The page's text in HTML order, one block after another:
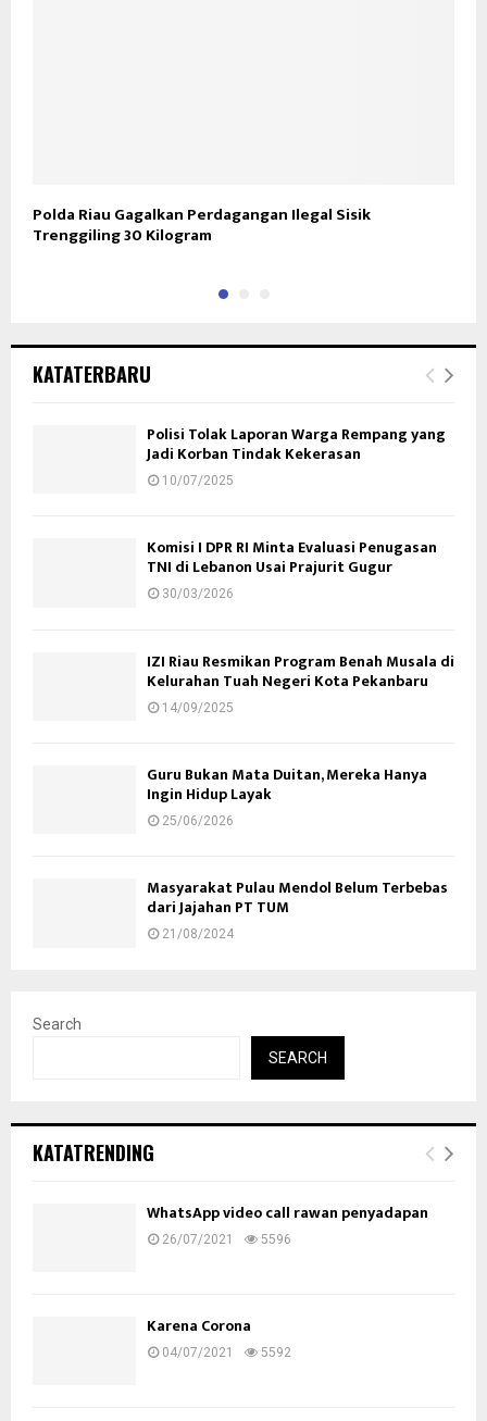
Polda Riau Gagalkan Perdagangan Ilegal Sisik
Trenggiling 30 Kilogram
KATATERBARU
Polisi Tolak Laporan Warga Rempang yang
Jadi Korban Tindak Kekerasan
10/07/2025
Komisi I DPR RI Minta Evaluasi Penugasan
TNI di Lebanon Usai Prajurit Gugur
30/03/2026
IZI Riau Resmikan Program Benah Musala di
Kelurahan Tuah Negeri Kota Pekanbaru
14/09/2025
Guru Bukan Mata Duitan, Mereka Hanya
Ingin Hidup Layak
25/06/2026
Masyarakat Pulau Mendol Belum Terbebas
dari Jajahan PT TUM
21/08/2024
Search
SEARCH
KATATRENDING
WhatsApp video call rawan penyadapan
26/07/2021 5596
Karena Corona
04/07/2021 5592